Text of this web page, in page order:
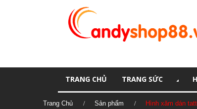
TRANG CHỦ TRANG SỨC
Trang Chủ Sản phẩm Hình xăm dán